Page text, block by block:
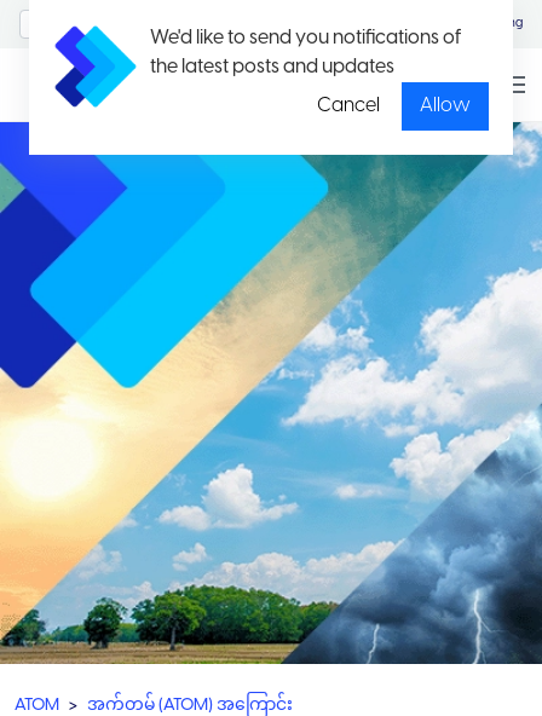
We'd like to send you notifications of
the latest posts and updates
Cancel
Allow
Eng
ATOM
အက်တမ် (ATOM) အကြောင်း